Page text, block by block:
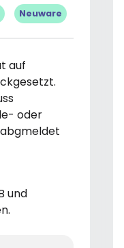
Neuware
auf
oder
und